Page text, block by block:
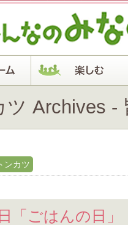
ツ Archives -
ンカツ
「ごはんの日」